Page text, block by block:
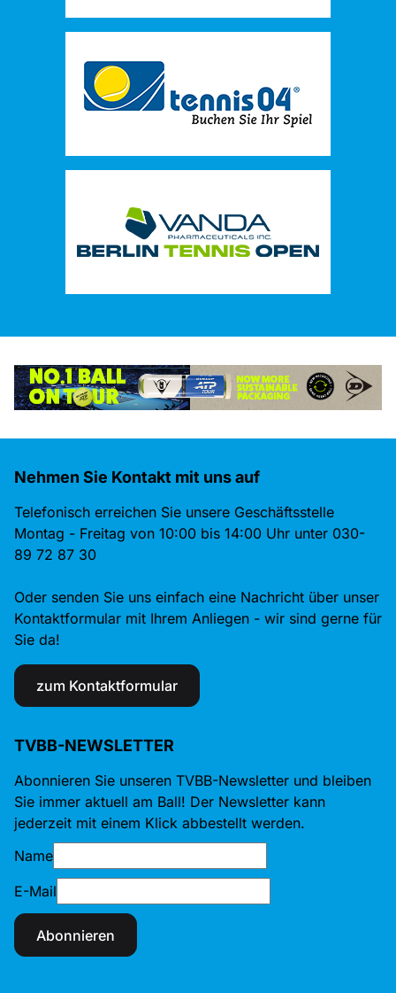
Nehmen Sie Kontakt mit uns auf
Telefonisch erreichen Sie unsere Geschäftsstelle
Montag - Freitag von 10:00 bis 14:00 Uhr unter 030-
89 72 87 30
Oder senden Sie uns einfach eine Nachricht über unser
Kontaktformular mit Ihrem Anliegen - wir sind gerne für
Sie da!
zum Kontaktformular
TVBB-NEWSLETTER
Abonnieren Sie unseren TVBB-Newsletter und bleiben
Sie immer aktuell am Ball! Der Newsletter kann
jederzeit mit einem Klick abbestellt werden.
Name
E-Mail
Abonnieren